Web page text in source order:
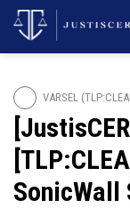
VARSEL
SonicWall